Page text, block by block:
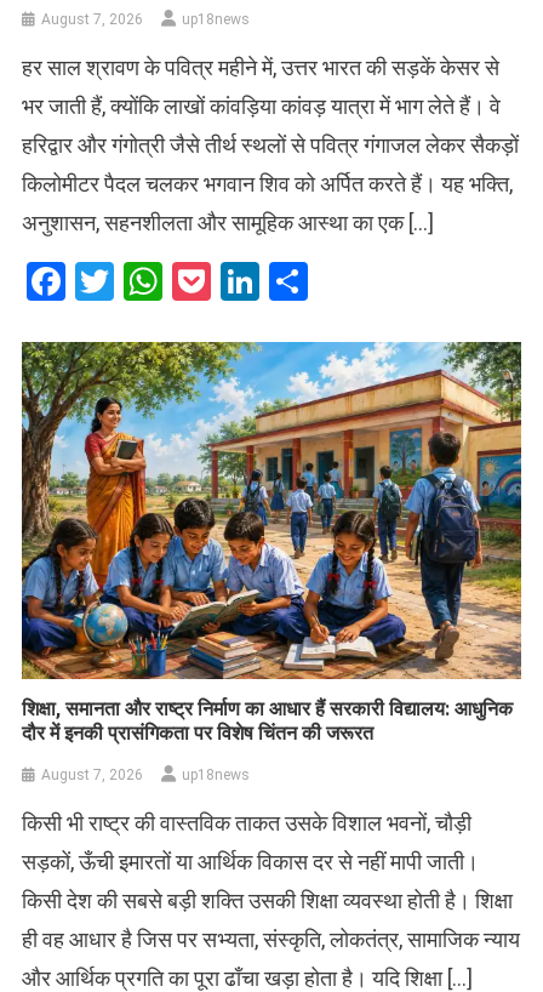
August 7, 2026 up18news
हर साल श्रावण के पवित्र महीने में, उत्तर भारत की सड़कें केसर से
भर जाती हैं, क्योंकि लाखों कांवड़िया कांवड़ यात्रा में भाग लेते हैं। वे
हरिद्वार और गंगोत्री जैसे तीर्थ स्थलों से पवित्र गंगाजल लेकर सैकड़ों
किलोमीटर पैदल चलकर भगवान शिव को अर्पित करते हैं। यह भक्ति,
अनुशासन, सहनशीलता और सामूहिक आस्था का एक […]
Facebook
Twitter
WhatsApp
PocketLinkedIn
शिक्षा, समानता और राष्ट्र निर्माण का आधार हैं सरकारी विद्यालय: आधुनिक
दौर में इनकी प्रासंगिकता पर विशेष चिंतन की जरूरत
August 7, 2026 up18news
किसी भी राष्ट्र की वास्तविक ताकत उसके विशाल भवनों, चौड़ी
सड़कों, ऊँची इमारतों या आर्थिक विकास दर से नहीं मापी जाती।
किसी देश की सबसे बड़ी शक्ति उसकी शिक्षा व्यवस्था होती है। शिक्षा
ही वह आधार है जिस पर सभ्यता, संस्कृति, लोकतंत्र, सामाजिक न्याय
और आर्थिक प्रगति का पूरा ढाँचा खड़ा होता है। यदि शिक्षा […]